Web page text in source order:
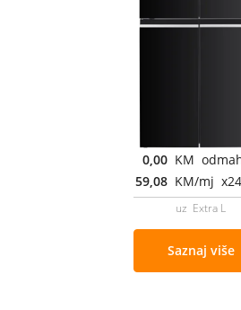
0,00 KM
59,08 KM/mj x24
uz Extra L
Saznaj više